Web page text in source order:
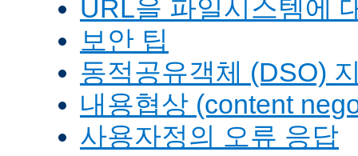
URL을 파일시스템에
보안 팁
동적공유객체 (DSO)
내용협상 (content
사용자정의 오류 응답